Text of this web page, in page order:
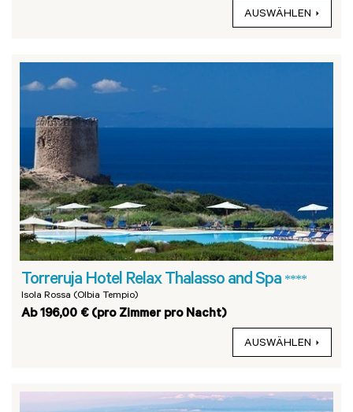
AUSWÄHLEN
Torreruja Hotel Relax Thalasso and Spa ****
Isola Rossa (Olbia Tempio)
Ab 196,00 € (pro Zimmer pro Nacht)
AUSWÄHLEN